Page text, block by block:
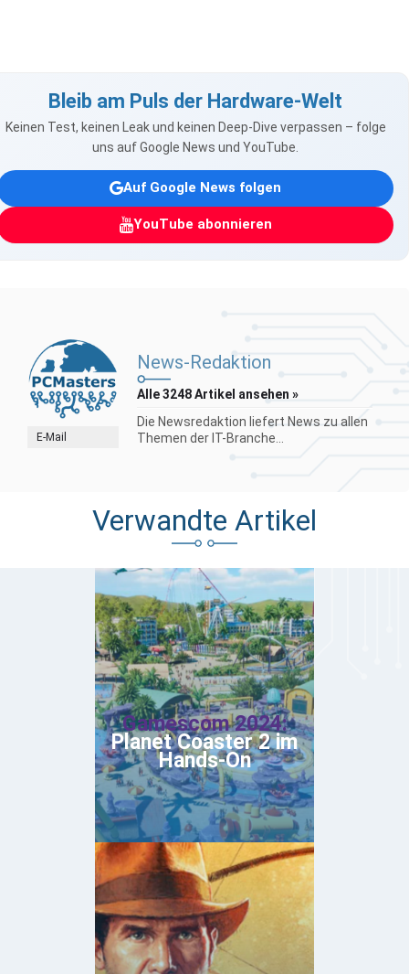
Bleib am Puls der Hardware-Welt
Keinen Test, keinen Leak und keinen Deep-Dive verpassen – folge
uns auf Google News und YouTube.
Auf Google News folgen
YouTube abonnieren
E-Mail
News-Redaktion
Alle 3248 Artikel ansehen »
Die Newsredaktion liefert News zu allen
Themen der IT-Branche...
Verwandte Artikel
Gamescom 2024:
Planet Coaster 2 im
Hands-On